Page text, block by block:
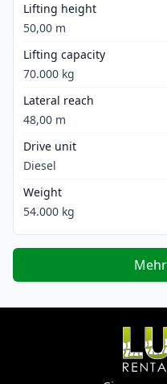
Lifting height
50,00 m
Lifting capacity
70.000 kg
Lateral reach
48,00 m
Drive unit
Diesel
Weight
54.000 kg